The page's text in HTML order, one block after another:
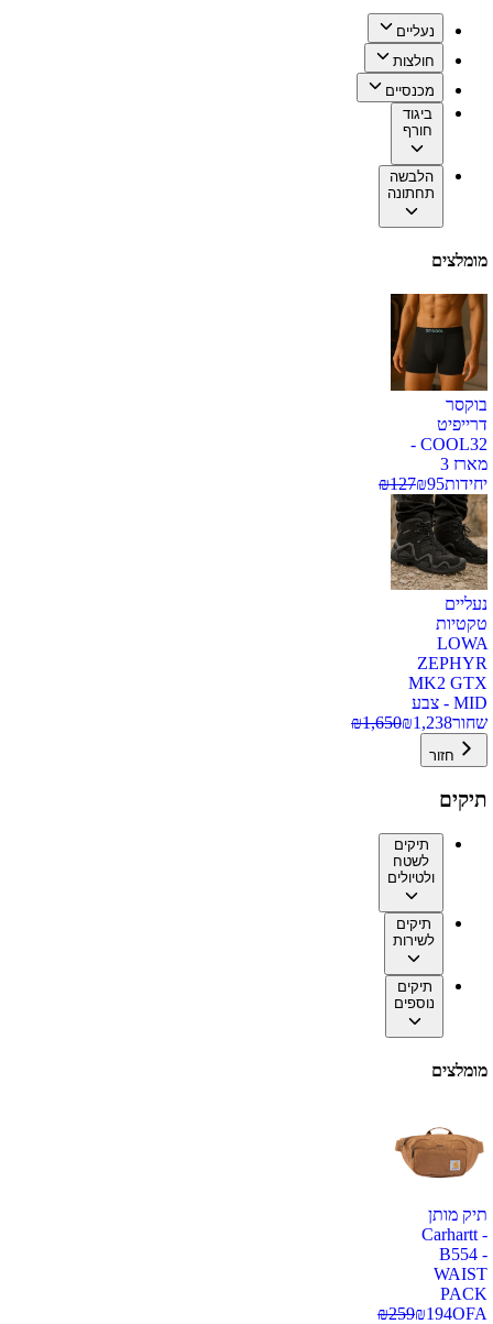
נעליים
חולצות
מכנסיים
ביגוד
חורף
הלבשה
תחתונה
מומלצים
בוקסר
דרייפיט
COOL32 -
מארז 3
יחידות
₪95
₪127
נעליים
טקטיות
LOWA
ZEPHYR
MK2 GTX
MID - צבע
שחור
₪1,238
₪1,650
חזור
תיקים
תיקים
לשטח
ולטיולים
תיקים
לשירות
תיקים
נוספים
מומלצים
תיק מותן
Carhartt -
B554 -
WAIST
PACK
OFA
₪194
₪259